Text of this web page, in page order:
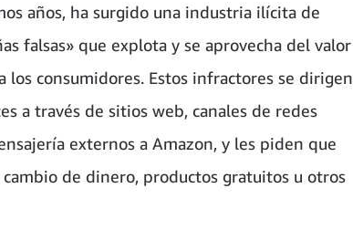
años, ha surgido una industria ilícita de
falsas» que explota y se aprovecha del valor
los consumidores. Estos infractores se dirigen
a través de sitios web, canales de redes
externos a Amazon, y les piden que
cambio de dinero, productos gratuitos u otros